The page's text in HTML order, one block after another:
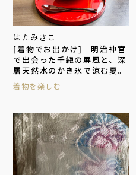
はたみさこ
[着物でお出かけ] 明治神宮
で出会った千總の屏風と、深
層天然水のかき氷で涼む夏。
着物を楽しむ